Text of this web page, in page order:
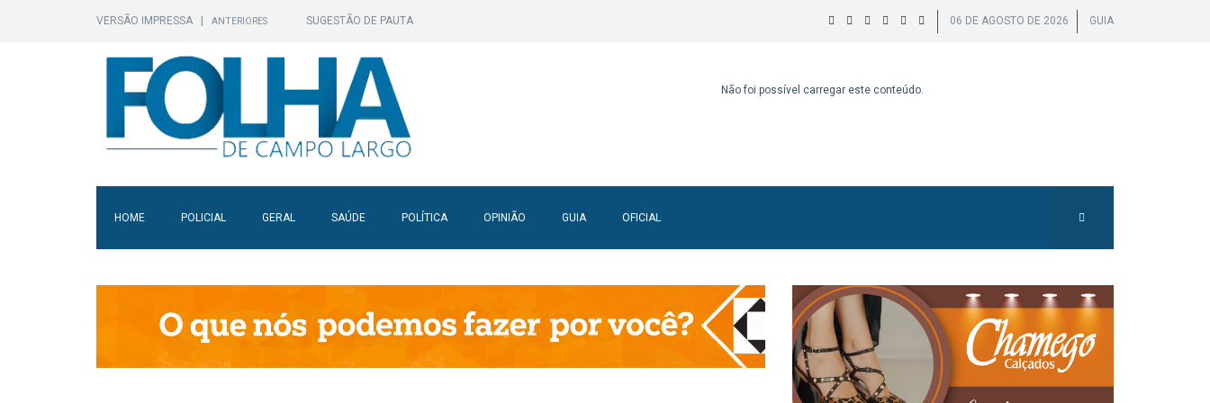
VERSÃO IMPRESSA ANTERIORES SUGESTÃO DE PAUTA 06 DE AGOSTO DE 2026 GUIA
Não foi possível carregar este conteúdo.
HOME POLICIAL GERAL SAÚDE POLÍTICA OPINIÃO GUIA OFICIAL